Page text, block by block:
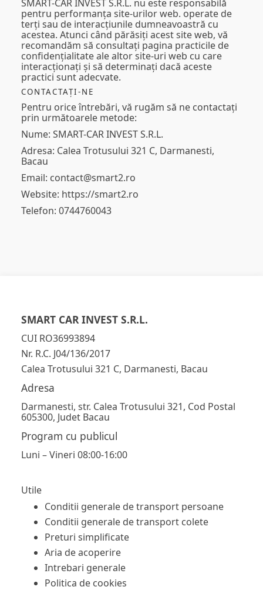
SMART-CAR INVEST S.R.L. nu este responsabilă
pentru performanța site-urilor web. operate de
terți sau de interacțiunile dumneavoastră cu
acestea. Atunci când părăsiți acest site web, vă
recomandăm să consultați pagina practicile de
confidențialitate ale altor site-uri web cu care
interacționați și să determinați dacă aceste
practici sunt adecvate.
CONTACTAȚI-NE
Pentru orice întrebări, vă rugăm să ne contactați
prin următoarele metode:
Nume: SMART-CAR INVEST S.R.L.
Adresa: Calea Trotusului 321 C, Darmanesti,
Bacau
Email: contact@smart2.ro
Website: https://smart2.ro
Telefon: 0744760043
SMART CAR INVEST S.R.L.
CUI RO36993894
Nr. R.C. J04/136/2017
Calea Trotusului 321 C, Darmanesti, Bacau
Adresa
Darmanesti, str. Calea Trotusului 321, Cod Postal
605300, Judet Bacau
Program cu publicul
Luni – Vineri 08:00-16:00
Utile
Conditii generale de transport persoane
Conditii generale de transport colete
Preturi simplificate
Aria de acoperire
Intrebari generale
Politica de cookies